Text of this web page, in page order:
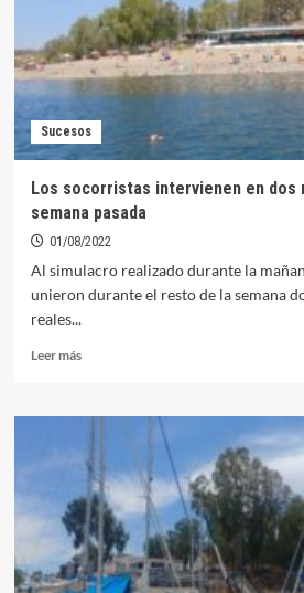
concentrarán
hoy
en
un
nuevo
en
de
Orellana
Sucesos
Los socorristas intervienen en dos
semana pasada
01/08/2022
Al simulacro realizado durante la
unieron durante el resto de la semana
reales...
Leer másLeer
Los
en
dos
rescates
durante
la
semana